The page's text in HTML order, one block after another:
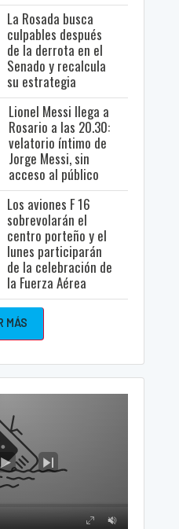
La Rosada busca
culpables después
de la derrota en el
Senado y recalcula
su estrategia
Lionel Messi llega a
Rosario a las 20.30:
velatorio íntimo de
Jorge Messi, sin
acceso al público
Los aviones F 16
sobrevolarán el
centro porteño y el
lunes participarán
de la celebración de
la Fuerza Aérea
MÁS